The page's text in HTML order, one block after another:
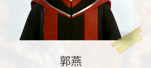
郭燕